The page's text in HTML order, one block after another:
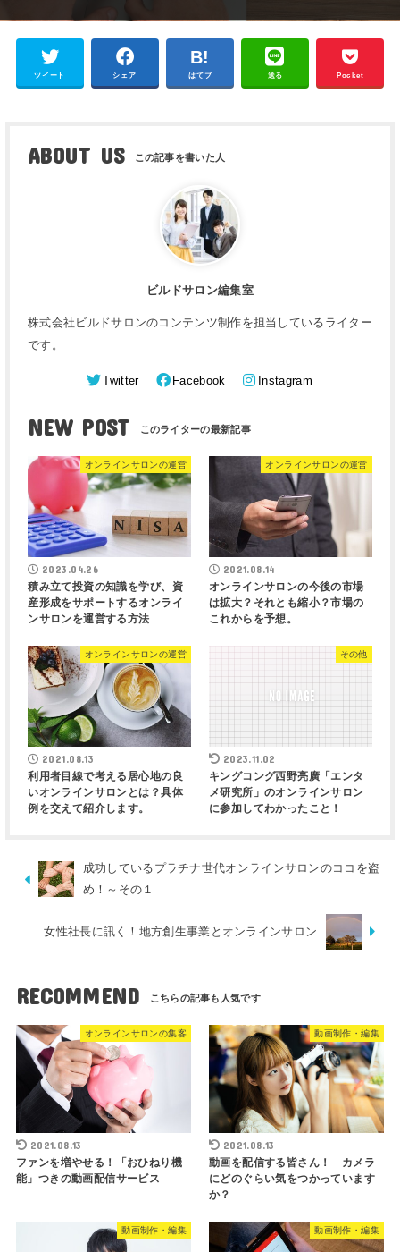
ツイート シェア はてブ 送る Pocket
ABOUT US
ビルドサロン編集室
株式会社ビルドサロンのコンテンツ制作を担当しているライター
です。
Twitter Facebook Instagram
NEW POST
オンラインサロンの運営
2023.04.26
積み立て投資の知識を学び、資
産形成をサポートするオンライ
ンサロンを運営する方法
オンラインサロンの運営
2021.08.14
オンラインサロンの今後の市場
は拡大？それとも縮小？市場の
これからを予想。
オンラインサロンの運営
2021.08.13
利用者目線で考える居心地の良
いオンラインサロンとは？具体
例を交えて紹介します。
その他
2023.11.02
キングコング西野亮廣「エンタ
メ研究所」のオンラインサロン
に参加してわかったこと！
成功しているプラチナ世代オンラインサロンのココを盗
め！～その１
女性社長に訊く！地方創生事業とオンラインサロン
RECOMMEND
オンラインサロンの集客
2021.08.13
ファンを増やせる！「おひねり機
能」つきの動画配信サービス
動画制作・編集
2021.08.13
動画を配信する皆さん！ カメラ
にどのぐらい気をつかっています
か？
動画制作・編集 動画制作・編集